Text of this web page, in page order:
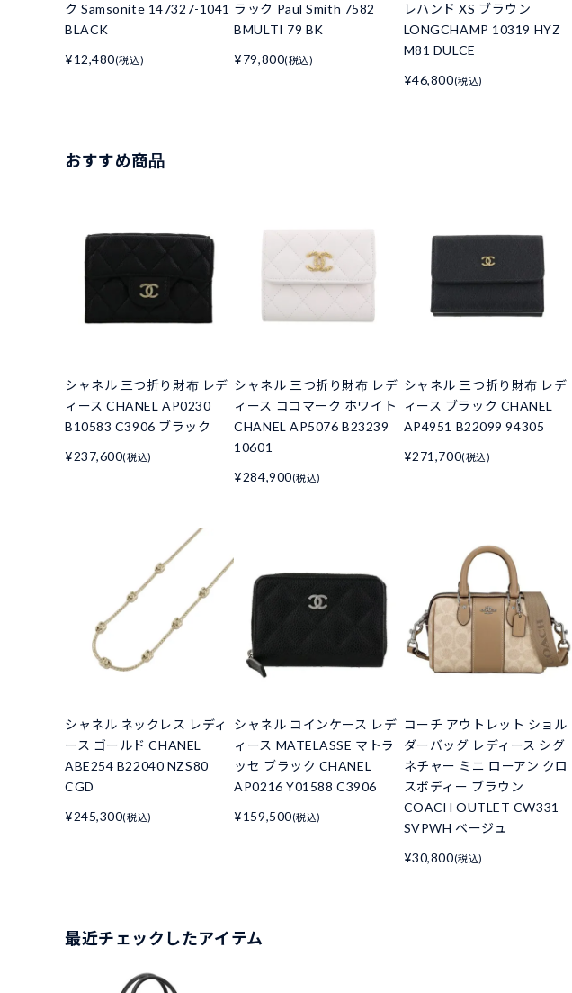
ク Samsonite 147327-1041
BLACK
¥12,480(税込)
ラック Paul Smith 7582
BMULTI 79 BK
¥79,800(税込)
レハンド XS ブラウン
LONGCHAMP 10319 HYZ
M81 DULCE
¥46,800(税込)
おすすめ商品
シャネル 三つ折り財布 レデ
ィース CHANEL AP0230
B10583 C3906 ブラック
¥237,600(税込)
シャネル 三つ折り財布 レデ
ィース ココマーク ホワイト
CHANEL AP5076 B23239
10601
¥284,900(税込)
シャネル 三つ折り財布 レデ
ィース ブラック CHANEL
AP4951 B22099 94305
¥271,700(税込)
シャネル ネックレス レディ
ース ゴールド CHANEL
ABE254 B22040 NZS80
CGD
¥245,300(税込)
シャネル コインケース レデ
ィース MATELASSE マトラ
ッセ ブラック CHANEL
AP0216 Y01588 C3906
¥159,500(税込)
コーチ アウトレット ショル
ダーバッグ レディース シグ
ネチャー ミニ ローアン クロ
スボディー ブラウン
COACH OUTLET CW331
SVPWH ベージュ
¥30,800(税込)
最近チェックしたアイテム